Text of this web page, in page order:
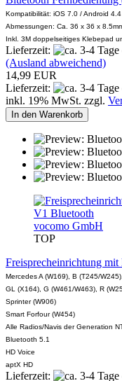
Kompatibilität: iOS 7.0 / Android
Abmessungen: Ca. 36 x 36 x
Inkl. 3M doppelseitiges Klebepad
Lieferzeit:
(Ausland abweichend)
14,99 EUR
Lieferzeit:
inkl. 19% MwSt. zzgl.
In den Warenkorb
vocomo GmbH
TOP
Freisprecheinrichtung
Mercedes A (W169), B (T245/
GL (X164), G (W461/W463), R
Sprinter (W906)
Smart Forfour (W454)
Alle Radios/Navis der Generation
Bluetooth 5.1
HD Voice
aptX HD
Lieferzeit: